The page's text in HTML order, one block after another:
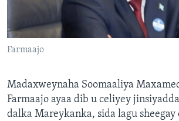
FAAQIDAADDA TODDOBAADKA
DHEXTAALKA TODDOBAADKA
Farmaajo
Madaxweynaha Soomaaliya
Farmaajo ayaa dib u celiyey
dalka Mareykanka, sida lagu sheegay